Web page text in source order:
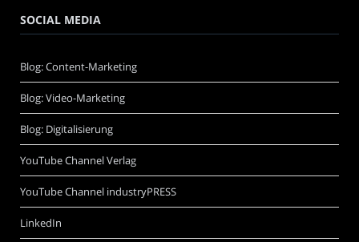
SOCIAL MEDIA
Blog: Content-Marketing
Blog: Video-Marketing
Blog: Digitalisierung
YouTube Channel Verlag
YouTube Channel industryPRESS
LinkedIn